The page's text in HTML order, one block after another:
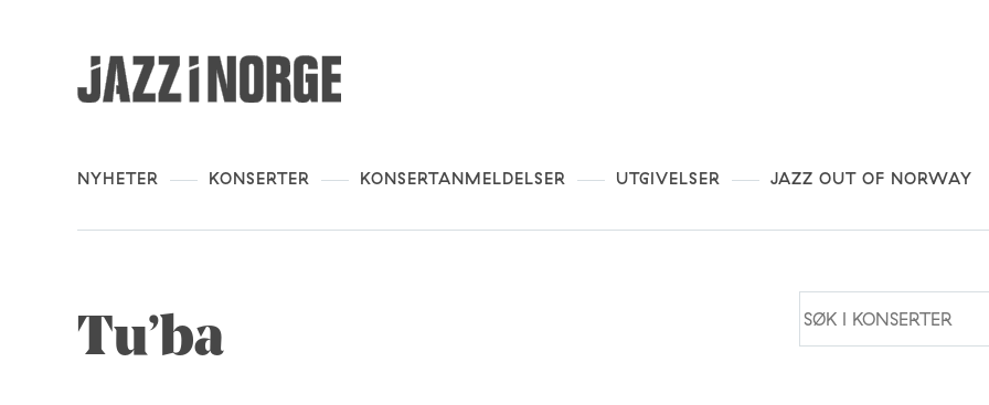
NYHETER KONSERTER KONSERTANMELDELSER UTGIVELSER JAZZ OUT OF NORWAY
Tu’ba